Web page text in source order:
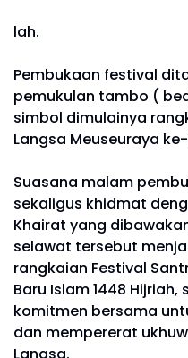
lah.
Pembukaan festival
pemukulan tambo (
simbol dimulainya
Langsa Meuseuraya
Suasana malam
sekaligus khidmat
Khairat yang
selawat tersebut
rangkaian Festival
Baru Islam 1448
komitmen bersama
dan mempererat
Langsa.